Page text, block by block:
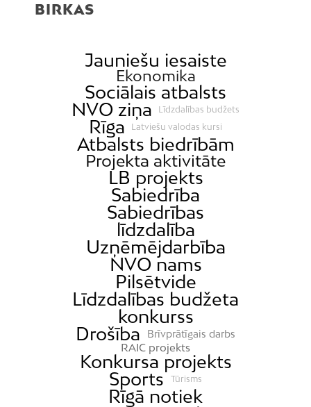
BIRKAS
Jauniešu iesaiste
Ekonomika
Sociālais atbalsts
NVO ziņa
Līdzdalības budžets
Rīga Latviešu valodas kursi
Atbalsts biedrībām
Projekta aktivitāte
LB projekts
Sabiedrība
Sabiedrības
līdzdalība
Uzņēmējdarbība
NVO nams
Pilsētvide
Līdzdalības budžeta
konkurss
Drošība
Brīvprātīgais darbs
RAIC projekts
Konkursa projekts
Sports
Tūrisms
Rīgā notiek